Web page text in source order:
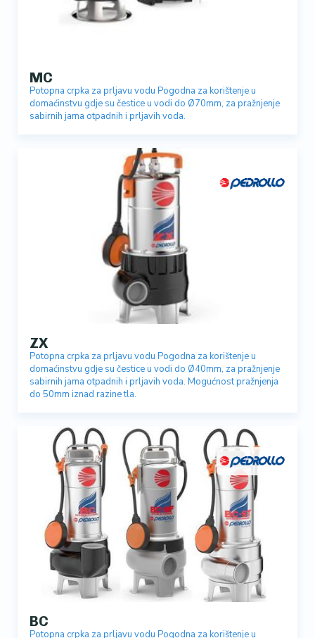
MC
Potopna crpka za prljavu vodu Pogodna za korištenje u
domaćinstvu gdje su čestice u vodi do Ø70mm, za pražnjenje
sabirnih jama otpadnih i prljavih voda.
ZX
Potopna crpka za prljavu vodu Pogodna za korištenje u
domaćinstvu gdje su čestice u vodi do Ø40mm, za pražnjenje
sabirnih jama otpadnih i prljavih voda. Mogućnost pražnjenja
do 50mm iznad razine tla.
BC
Potopna crpka za prljavu vodu Pogodna za korištenje u